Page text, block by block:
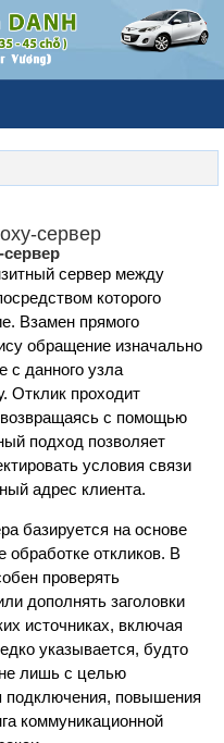
сервер
сервер между
которого
Взамен прямого
обращение изначально
с данного узла
Отклик проходит
с помощью
подход позволяет
условия связи
адрес клиента.
базируется на основе
обработке откликов. В
проверять
дополнять заголовки
источниках, включая
указывается, будто
лишь с целью
подключения, повышения
коммуникационной